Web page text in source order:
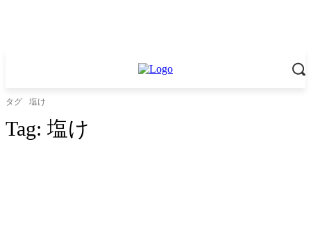
タグ 塩け
Tag: 塩け